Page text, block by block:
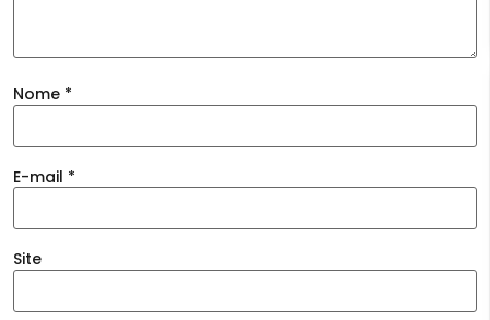
Nome *
E-mail *
Site